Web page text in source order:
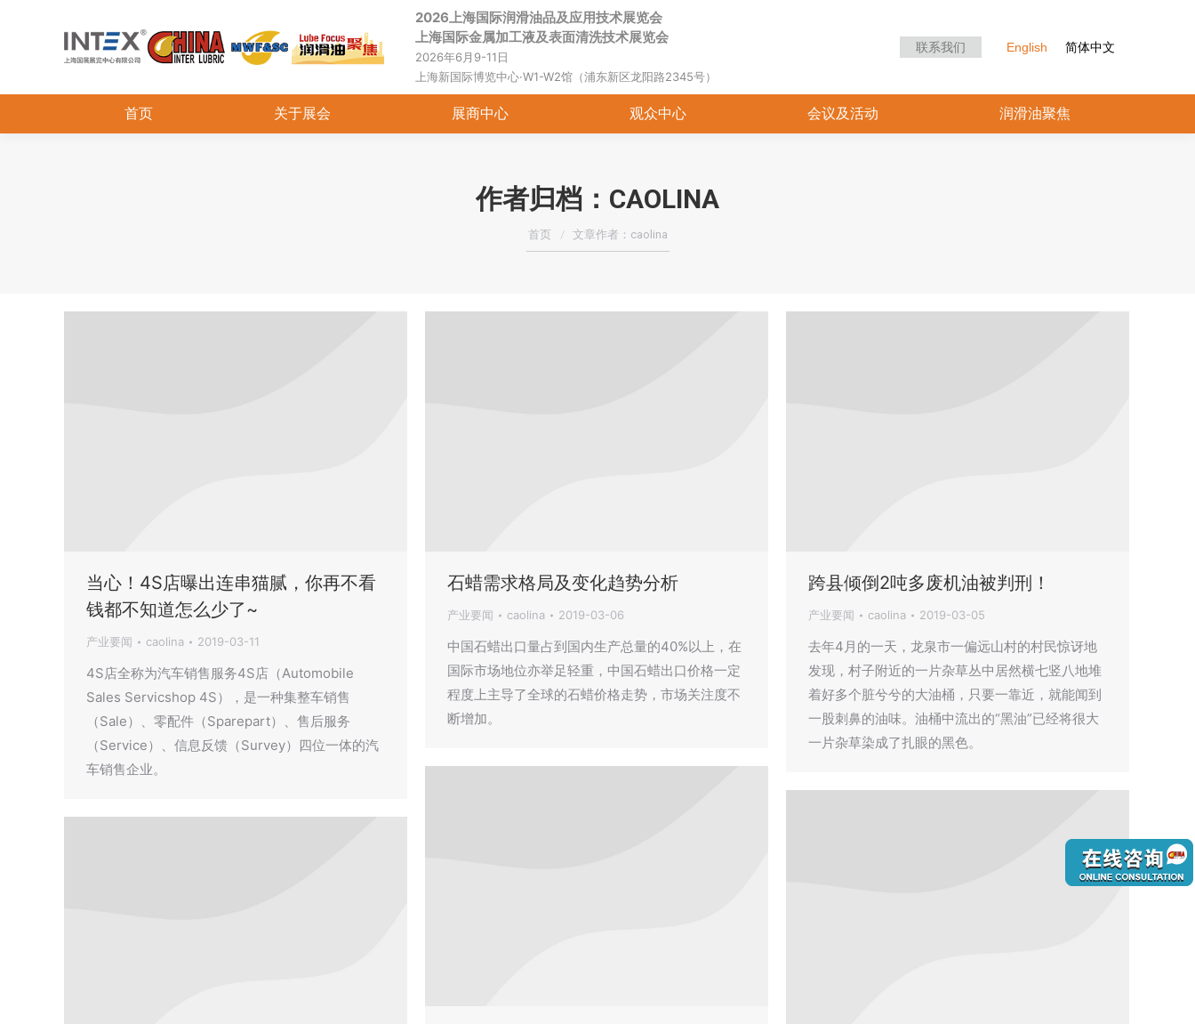
2026上海国际润滑油品及应用技术展览会
上海国际金属加工液及表面清洗技术展览会
2026年6月9-11日
上海新国际博览中心·W1-W2馆（浦东新区龙阳路2345号）
联系我们 English 简体中文
首页 关于展会 展商中心 观众中心 会议及活动 润滑油聚焦
作者归档： CAOLINA
您在这里：
首页 文章作者：caolina
当心！4S店曝出连串猫腻，你再不看
钱都不知道怎么少了~
产业要闻 caolina 2019-03-11
4S店全称为汽车销售服务4S店（Automobile
Sales Servicshop 4S），是一种集整车销售
（Sale）、零配件（Sparepart）、售后服务
（Service）、信息反馈（Survey）四位一体的汽
车销售企业。
石蜡需求格局及变化趋势分析
产业要闻 caolina 2019-03-06
中国石蜡出口量占到国内生产总量的40%以上，在
国际市场地位亦举足轻重，中国石蜡出口价格一定
程度上主导了全球的石蜡价格走势，市场关注度不
断增加。
跨县倾倒2吨多废机油被判刑！
产业要闻 caolina 2019-03-05
去年4月的一天，龙泉市一偏远山村的村民惊讶地
发现，村子附近的一片杂草丛中居然横七竖八地堆
着好多个脏兮兮的大油桶，只要一靠近，就能闻到
一股刺鼻的油味。油桶中流出的“黑油”已经将很大
一片杂草染成了扎眼的黑色。
首页 关于展会 展商中心